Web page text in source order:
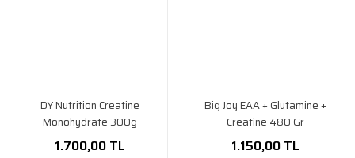
DY Nutrition Creatine
Monohydrate 300g
1.700,00 TL
Big Joy EAA + Glutamine +
Creatine 480 Gr
1.150,00 TL